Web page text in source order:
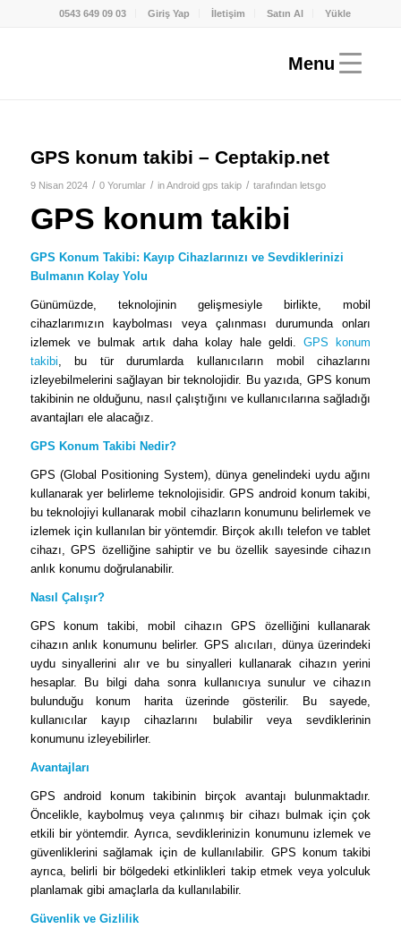
0543 649 09 03 Giriş Yap İletişim Satın Al Yükle
GPS konum takibi – Ceptakip.net
9 Nisan 2024 / 0 Yorumlar / inAndroid gps takip / tarafından letsgo
GPS konum takibi
GPS Konum Takibi: Kayıp Cihazlarınızı ve Sevdiklerinizi
Bulmanın Kolay Yolu
Günümüzde, teknolojinin gelişmesiyle birlikte, mobil
cihazlarımızın kaybolması veya çalınması durumunda onları
izlemek ve bulmak artık daha kolay hale geldi.GPS konum
takibi, bu tür durumlarda kullanıcıların mobil cihazlarını
izleyebilmelerini sağlayan bir teknolojidir. Bu yazıda, GPS konum
takibinin ne olduğunu, nasıl çalıştığını ve kullanıcılarına sağladığı
avantajları ele alacağız.
GPS Konum Takibi Nedir?
GPS (Global Positioning System), dünya genelindeki uydu ağını
kullanarak yer belirleme teknolojisidir. GPS android konum takibi,
bu teknolojiyi kullanarak mobil cihazların konumunu belirlemek ve
izlemek için kullanılan bir yöntemdir. Birçok akıllı telefon ve tablet
cihazı, GPS özelliğine sahiptir ve bu özellik sayesinde cihazın
anlık konumu doğrulanabilir.
Nasıl Çalışır?
GPS konum takibi, mobil cihazın GPS özelliğini kullanarak
cihazın anlık konumunu belirler. GPS alıcıları, dünya üzerindeki
uydu sinyallerini alır ve bu sinyalleri kullanarak cihazın yerini
hesaplar. Bu bilgi daha sonra kullanıcıya sunulur ve cihazın
bulunduğu konum harita üzerinde gösterilir. Bu sayede,
kullanıcılar kayıp cihazlarını bulabilir veya sevdiklerinin
konumunu izleyebilirler.
Avantajları
GPS android konum takibinin birçok avantajı bulunmaktadır.
Öncelikle, kaybolmuş veya çalınmış bir cihazı bulmak için çok
etkili bir yöntemdir. Ayrıca, sevdiklerinizin konumunu izlemek ve
güvenliklerini sağlamak için de kullanılabilir. GPS konum takibi
ayrıca, belirli bir bölgedeki etkinlikleri takip etmek veya yolculuk
planlamak gibi amaçlarla da kullanılabilir.
Güvenlik ve Gizlilik